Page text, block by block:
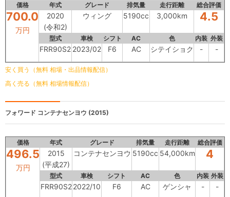
価格 年式 グレード 排気量 走行距離 総合評価
700.0
万円
2020
(令和2)
ウィング 5190cc 3,000km 4.5
型式 車検 シフト AC 色 内装 外装
FRR90S2 2023/02 F6 AC シテイショク - -
安く買う（無料 相場・出品情報配信）
高く売る（無料 相場情報配信）
フォワード コンテナセンヨウ (2015)
価格 年式 グレード 排気量 走行距離 総合評価
496.5
万円
2015
(平成27)
コンテナセンヨウ 5190cc 54,000km 4
型式 車検 シフト AC 色 内装 外装
FRR90S2 2022/10 F6 AC ゲンシャ - -